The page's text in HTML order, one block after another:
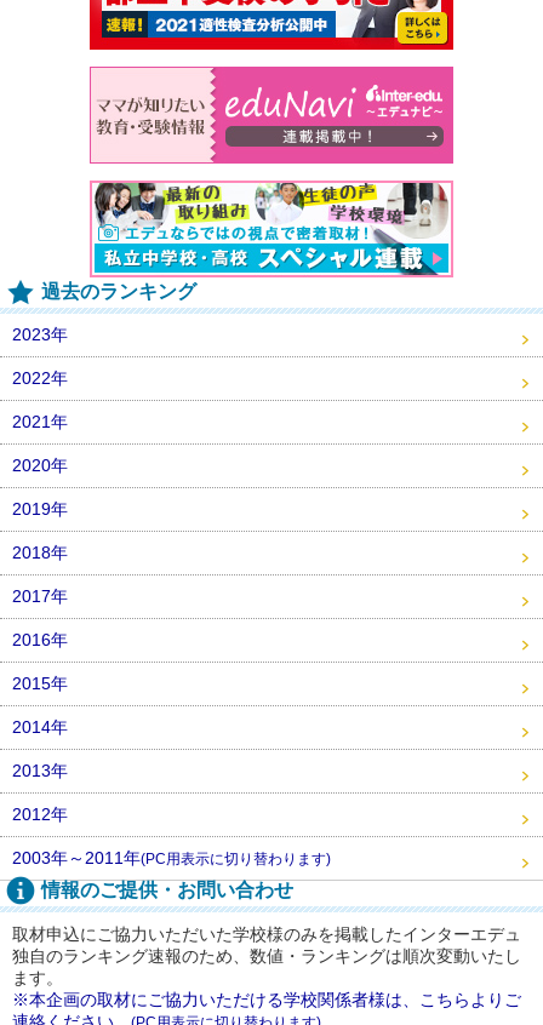
過去のランキング
2023年
2022年
2021年
2020年
2019年
2018年
2017年
2016年
2015年
2014年
2013年
2012年
2003年～2011年(PC用表示に切り替わります)
情報のご提供・お問い合わせ
取材申込にご協力いただいた学校様のみを掲載したインターエデュ
独自のランキング速報のため、数値・ランキングは順次変動いたし
ます。
※本企画の取材にご協力いただける学校関係者様は、こちらよりご
連絡ください。